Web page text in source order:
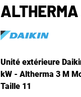
Unité extérieure
kW - Altherma 3 M
Taille 11